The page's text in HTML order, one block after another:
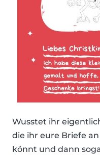
Wusstet ihr
die ihr eure Briefe
könnt und dann